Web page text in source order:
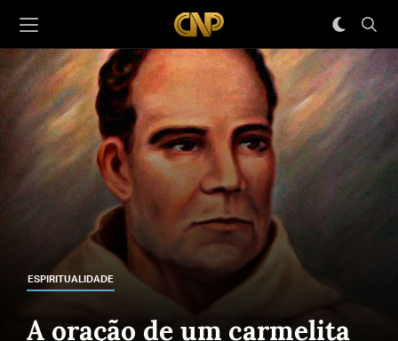
ESPIRITUALIDADE
A oração de um carmelita